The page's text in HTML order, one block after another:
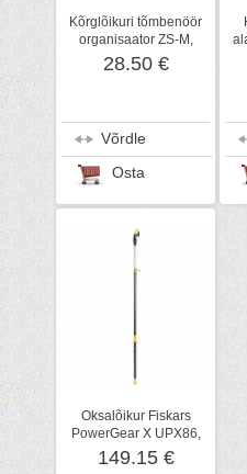
Kõrglõikuri tõmbenöör
organisaator ZS-M,
WOLF-Garten
28.50 €
Võrdle
Osta
Oksalõikur Fiskars
PowerGear X UPX86,
teleskoopvars 2,3-4 m
149.15 €